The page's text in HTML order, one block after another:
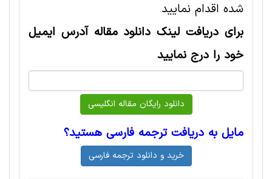
شده اقدام نمایید
برای دریافت لینک دانلود مقاله آدرس ایمیل
خود را درج نمایید
مایل به دریافت ترجمه فارسی هستید؟